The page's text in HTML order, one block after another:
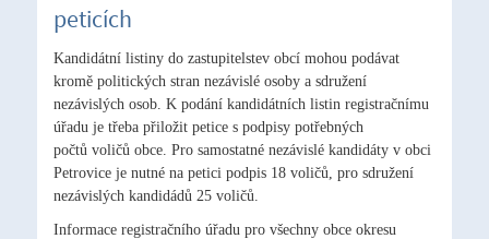
peticích
Kandidátní listiny do zastupitelstev obcí mohou podávat
kromě politických stran nezávislé osoby a sdružení
nezávislých osob. K podání kandidátních listin registračnímu
úřadu je třeba přiložit petice s podpisy potřebných
počtů voličů obce. Pro samostatné nezávislé kandidáty v obci
Petrovice je nutné na petici podpis 18 voličů, pro sdružení
nezávislých kandidádů 25 voličů.
Informace registračního úřadu pro všechny obce okresu